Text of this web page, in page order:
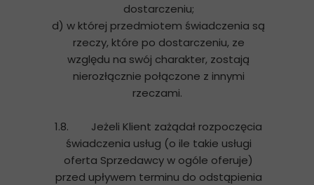
dostarczeniu;
d) w której przedmiotem świadczenia są
rzeczy, które po dostarczeniu, ze
względu na swój charakter, zostają
nierozłącznie połączone z innymi
rzeczami.
1.8. Jeżeli Klient zażądał rozpoczęcia
świadczenia usług (o ile takie usługi
oferta Sprzedawcy w ogóle oferuje)
przed upływem terminu do odstąpienia